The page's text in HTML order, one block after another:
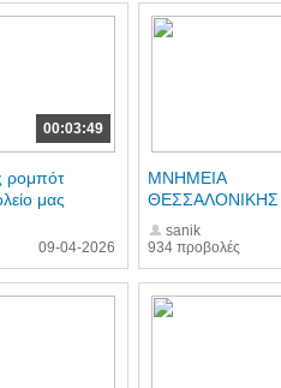
00:03:49
ρομπότ
μας
09-04-2026
934 προβολές
ΜΝΗΜΕΙΑ
ΘΕΣΣΑΛΟΝΙΚΗΣ
sanik